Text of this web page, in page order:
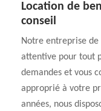
Location de
conseil
Notre entreprise de
attentive pour tout
demandes et vous
approprié à votre
années, nous